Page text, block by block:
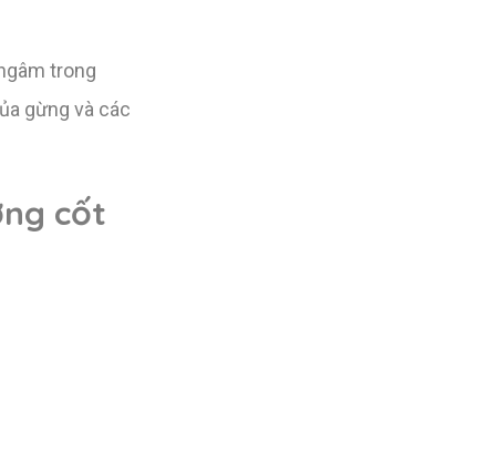
trong
gừng và các
cốt